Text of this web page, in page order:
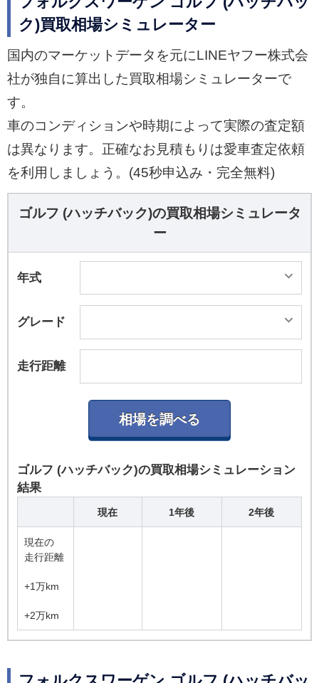
ク)買取相場シミュレーター
国内のマーケットデータを元にLINEヤフー株式会
社が独自に算出した買取相場シミュレーターで
す。
車のコンディションや時期によって実際の査定額
は異なります。正確なお見積もりは愛車査定依頼
を利用しましょう。(45秒申込み・完全無料)
ゴルフ (ハッチバック)の買取相場シミュレータ
ー
年式
グレード
走行距離
ゴルフ (ハッチバック)の買取相場シミュレーション
結果
現在 1年後 2年後
現在の
走行距離
+1万km
+2万km